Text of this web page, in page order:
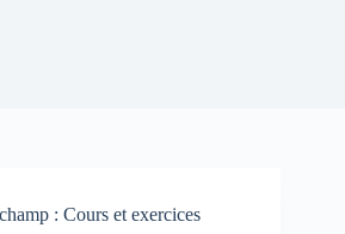
: Cours et exercices